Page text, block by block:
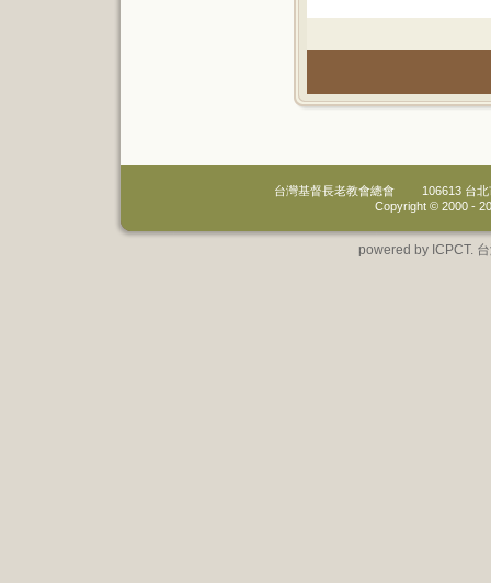
台灣基督長老教會總會
106613 台
Copyright © 2000 -
powered by ICPCT.